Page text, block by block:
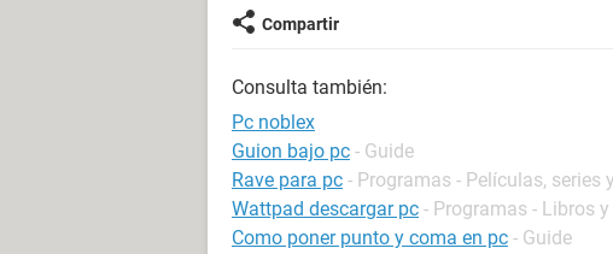
Compartir
Consulta también:
Pc noblex
Guion bajo pc - Guide
Rave para pc - Programas - Películas, series
Wattpad descargar pc - Programas - Libros
Como poner punto y coma en pc - Guide